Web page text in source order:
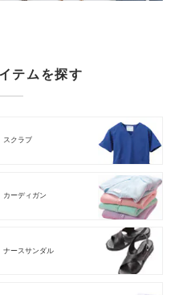
テムを探す
スクラブ
カーディガン
ナースサンダル